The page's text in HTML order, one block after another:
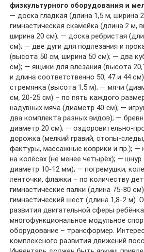
физкультурного оборудования и
— доска гладкая (длина 1,5 м, ширина
гимнастическая скамейка (длина 2 м,
ширина 20 см); — доска ребристая
см); — две дуги для подлезания и
(высота 50 см, ширина 50 см); — два
см); — ящики для влезания (высота
и длина соответственно 50, 47 и 44
стремянка (высота 1,5 м); — мячи
см, 20-25 см) – по пять каждого
надувных мяча (диаметр 40 см); —
два комплекта разных видов); —
диаметр 20 см); — оздоровительно-
дорожка (мелкий гравий, стопы-
фактуры, массажные коврики и пр.); —
на колёсах (не менее четырёх); — шнур
диаметр 10-12 мм); — погремушки,
ленточки, флажки – по количеству
гимнастические палки (длина 75-80
гимнастический шест (длина 1,8-2 м).
развития двигательной сферы
многофункциональное модульное
оборудование – трансформер.
комплексного развития движений